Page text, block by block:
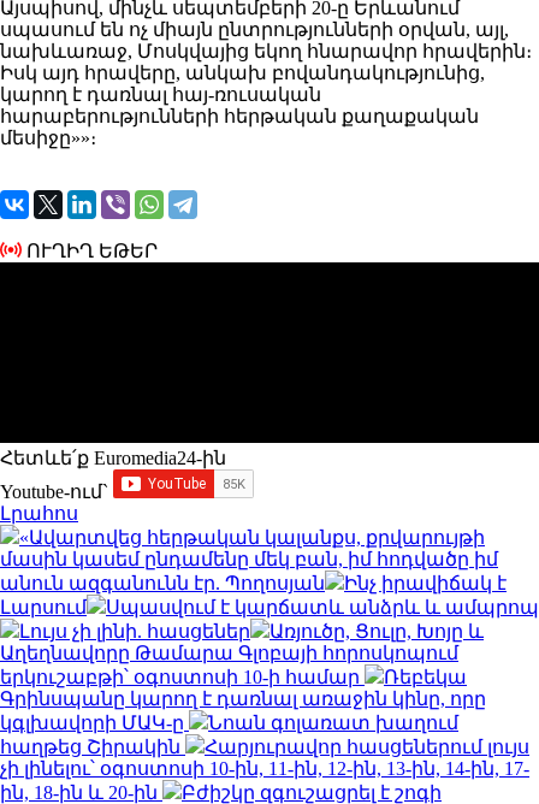
Այսպիսով, մինչև սեպտեմբերի 20-ը Երևանում
սպասում են ոչ միայն ընտրությունների օրվան, այլ,
նախևառաջ, Մոսկվայից եկող հնարավոր հրավերին։
Իսկ այդ հրավերը, անկախ բովանդակությունից,
կարող է դառնալ հայ-ռուսական
հարաբերությունների հերթական քաղաքական
մեսիջը»»։
ՈՒՂԻՂ ԵԹԵՐ
Հետևե՛ք Euromedia24-ին
Youtube-ում`
Լրահոս
«Ավարտվեց հերթական կալանքս, քրվարույթի
մասին կասեմ ընդամենը մեկ բան, իմ հոդվածը իմ
անուն ազգանունն էր. Պողոսյան
Ինչ իրավիճակ է
Լարսում
Սպասվում է կարճատև անձրև և ամպրոպ
Լույս չի լինի. հասցեներ
Առյուծը, Ցուլը, Խոյը և
Աղեղնավորը Թամարա Գլոբայի հորոսկոպում
երկուշաբթի՝ օգոստոսի 10-ի համար
Ռեբեկա
Գրինսպանը կարող է դառնալ առաջին կինը, որը
կգլխավորի ՄԱԿ-ը
Նոան գոլառատ խաղում
հաղթեց Շիրակին
Հարյուրավոր հասցեներում լույս
չի լինելու՝ օգոստոսի 10-ին, 11-ին, 12-ին, 13-ին, 14-ին, 17-
ին, 18-ին և 20-ին
Բժիշկը զգուշացրել է շոգի